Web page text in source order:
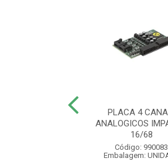
PLACA 4
ANALOGICOS
16/68
Código: 990083
Embalagem: